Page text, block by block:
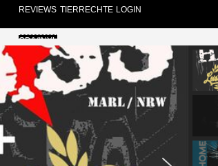
REVIEWS
CD/VINYL
DVD
PAPIER
ARCHIV
TIERRECHTE LOGIN